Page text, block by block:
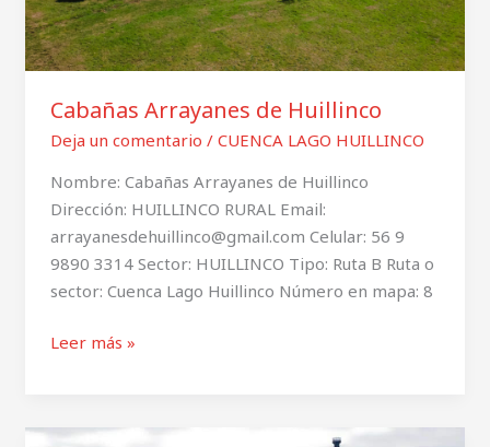
Cabañas Arrayanes de Huillinco
Deja un comentario / CUENCA LAGO HUILLINCO
Nombre: Cabañas Arrayanes de Huillinco
Dirección: HUILLINCO RURAL Email:
arrayanesdehuillinco@gmail.com Celular: 56 9
9890 3314 Sector: HUILLINCO Tipo: Ruta B Ruta o
sector: Cuenca Lago Huillinco Número en mapa: 8
Leer más »
Hospedaje